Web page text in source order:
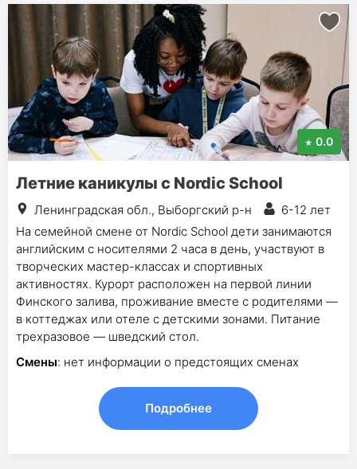
0.0
Летние каникулы с Nordic School
Ленинградская обл., Выборгский р-н
6-12 лет
На семейной смене от Nordic School дети занимаются
английским с носителями 2 часа в день, участвуют в
творческих мастер-классах и спортивных
активностях. Курорт расположен на первой линии
Финского залива, проживание вместе с родителями —
в коттеджах или отеле с детскими зонами. Питание
трехразовое — шведский стол.
Смены: нет информации о предстоящих сменах
Подробнее